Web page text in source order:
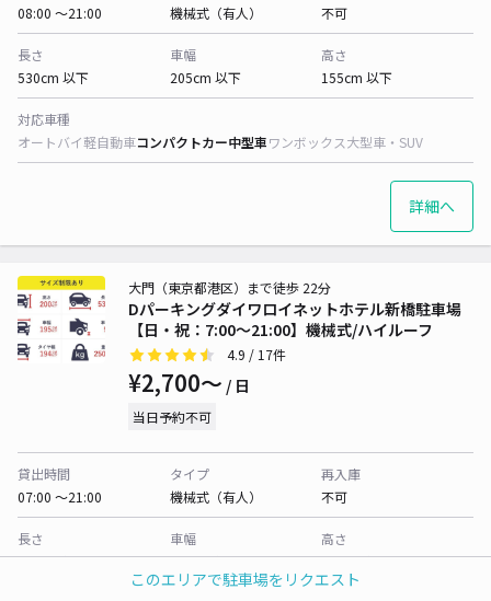
このエリアで駐車場をリクエスト
08:00 〜21:00
機械式（有人）
不可
長さ
530cm 以下
車幅
205cm 以下
高さ
155cm 以下
対応車種
オートバイ軽自動車コンパクトカー中型車ワンボックス大型車・SUV
詳細へ
Dパーキングダイワロイネットホテル新橋駐車場
【日・祝：7:00～21:00】機械式/ハイルーフ
大門（東京都港区）まで徒歩 22分
4.9 / 17件
¥2,700〜 / 日
当日予約不可
貸出時間
07:00 〜21:00
タイプ
機械式（有人）
再入庫
不可
長さ
530cm 以下
車幅
195cm 以下
高さ
200cm 以下